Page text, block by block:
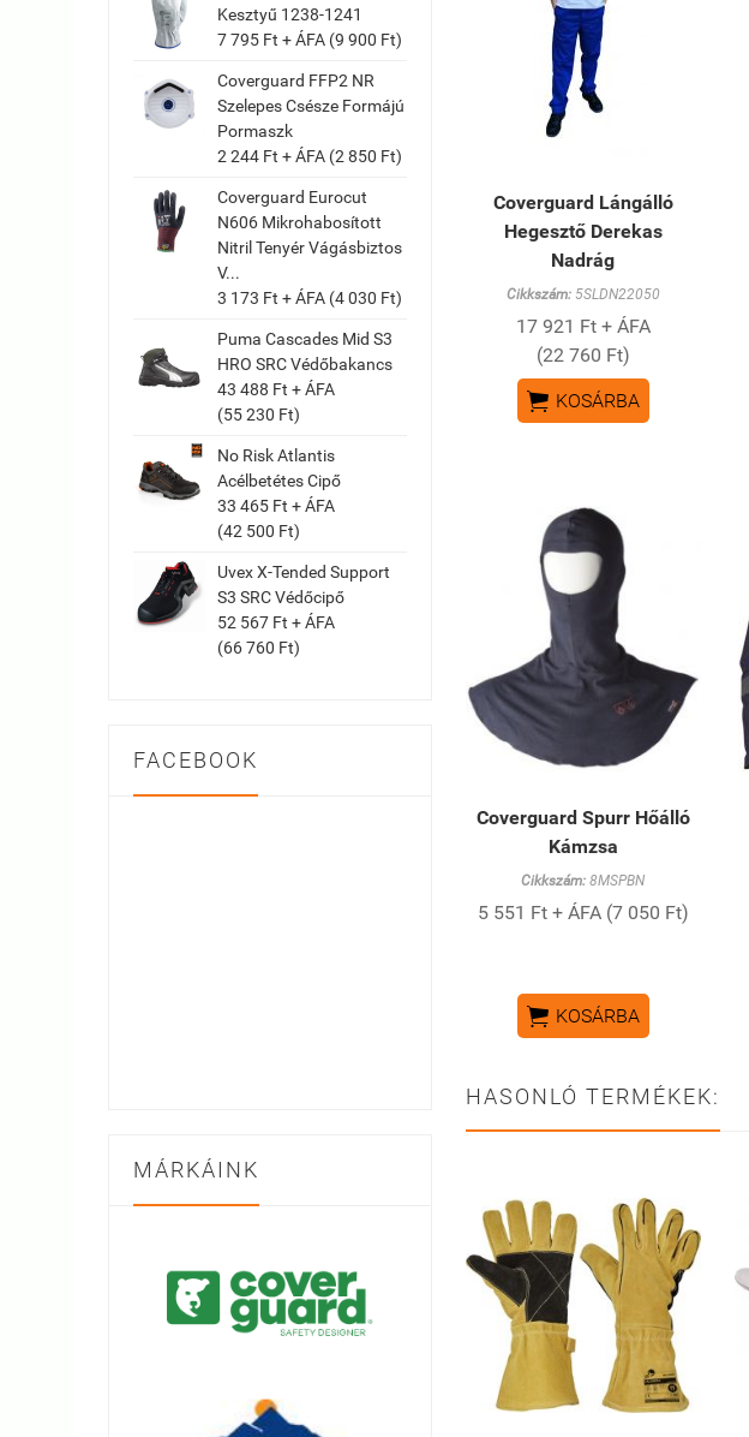
Kesztyű 1238-1241
7 795 Ft + ÁFA (9 900 Ft)
Coverguard FFP2 NR
Szelepes Csésze Formájú
Pormaszk
2 244 Ft + ÁFA (2 850 Ft)
Coverguard Eurocut
N606 Mikrohabosított
Nitril Tenyér Vágásbiztos
V...
3 173 Ft + ÁFA (4 030 Ft)
Puma Cascades Mid S3
HRO SRC Védőbakancs
43 488 Ft + ÁFA
(55 230 Ft)
No Risk Atlantis
Acélbetétes Cipő
33 465 Ft + ÁFA
(42 500 Ft)
Uvex X-Tended Support
S3 SRC Védőcipő
52 567 Ft + ÁFA
(66 760 Ft)
FACEBOOK
MÁRKÁINK
Coverguard Lángálló
Hegesztő Derekas
Nadrág
Cikkszám:5SLDN22050
17 921 Ft + ÁFA
(22 760 Ft)
 KOSÁRBA
Coverguard Spurr Hőálló
Kámzsa
Cikkszám: 8MSPBN
5 551 Ft + ÁFA (7 050 Ft)
 KOSÁRBA
HASONLÓ TERMÉKEK: